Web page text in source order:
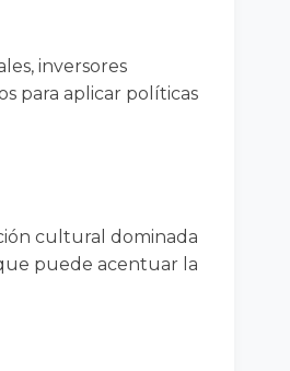
inversores
para aplicar políticas
cultural dominada
puede acentuar la